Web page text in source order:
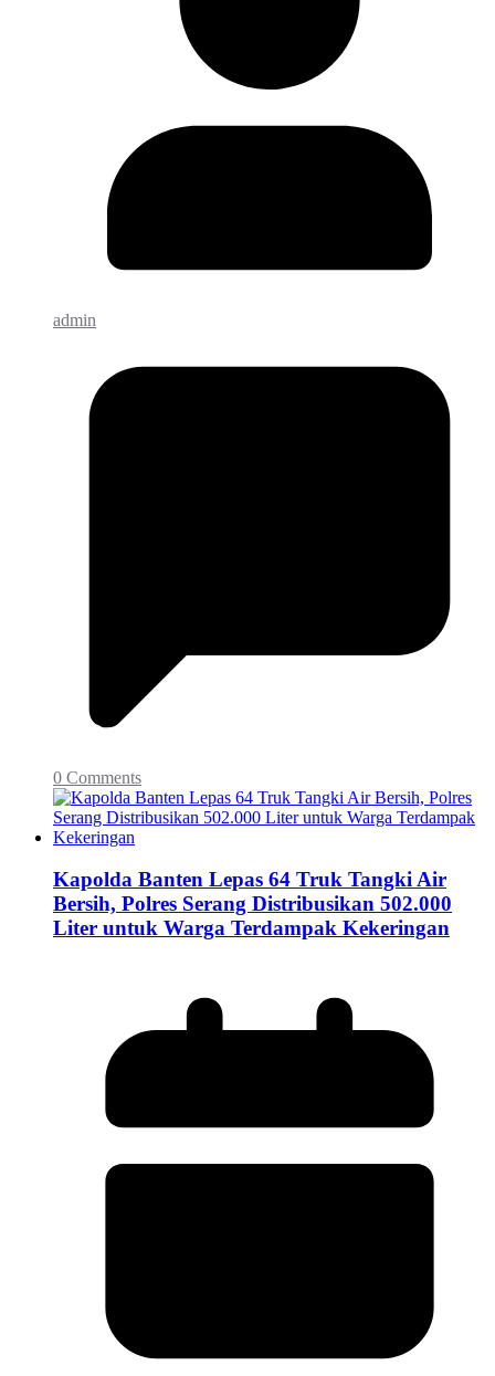
admin
0 Comments
Kapolda Banten Lepas 64 Truk Tangki Air
Bersih, Polres Serang Distribusikan 502.000
Liter untuk Warga Terdampak Kekeringan